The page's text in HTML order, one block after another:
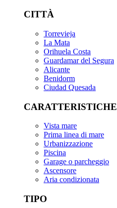
CITTÀ
Torrevieja
La Mata
Orihuela Costa
Guardamar del Segura
Alicante
Benidorm
Ciudad Quesada
CARATTERISTICHE
Vista mare
Prima linea di mare
Urbanizzazione
Piscina
Garage o parcheggio
Ascensore
Aria condizionata
TIPO